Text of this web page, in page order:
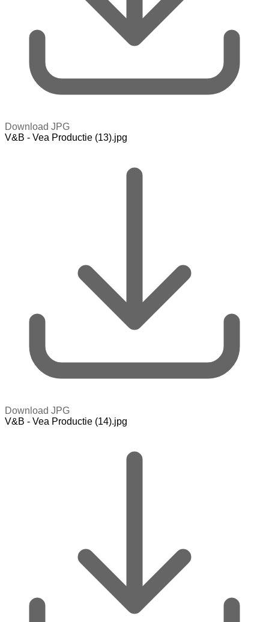
Download JPG
V&B - Vea Productie (13).jpg
Download JPG
V&B - Vea Productie (14).jpg